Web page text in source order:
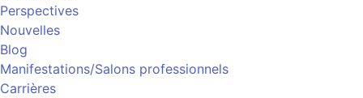
Perspectives
Nouvelles
Blog
Manifestations/Salons professionnels
Carrières